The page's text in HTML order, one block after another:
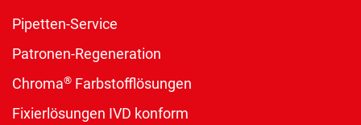
Pipetten-Service
Patronen-Regeneration
Chroma® Farbstofflösungen
Fixierlösungen IVD konform